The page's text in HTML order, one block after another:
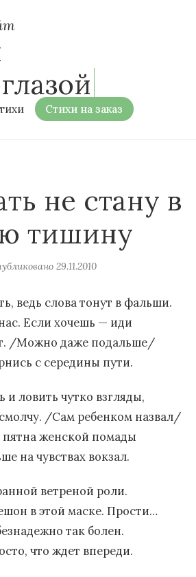
Стихи на заказ
не стану в
тишину
29.11.2010
ведь слова тонут в фальши.
Если хочешь — иди
/Можно даже подальше/
с середины пути.
и ловить чутко взгляды,
/Сам ребенком назвал/
женской помады
на чувствах вокзал.
ветреной роли.
в этой маске. Прости…
так болен.
что ждет впереди.